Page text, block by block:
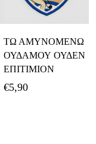
Καλάθι
ΤΩ ΑΜΥΝΟΜΕΝΩ
ΟΥΔΑΜΟΥ ΟΥΔΕΝ
ΕΠΙΤΙΜΙΟΝ
€5,90